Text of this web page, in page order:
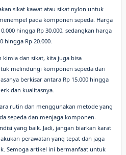
sikat kawat atau sikat nylon untuk
pada komponen sepeda. Harga
hingga Rp 30.000, sedangkan harga
hingga Rp 20.000.
kimia dan sikat, kita juga bisa
melindungi komponen sepeda dari
berkisar antara Rp 15.000 hingga
dan kualitasnya.
rutin dan menggunakan metode yang
sepeda dan menjaga komponen-
yang baik. Jadi, jangan biarkan karat
perawatan yang tepat dan jaga
Semoga artikel ini bermanfaat untuk